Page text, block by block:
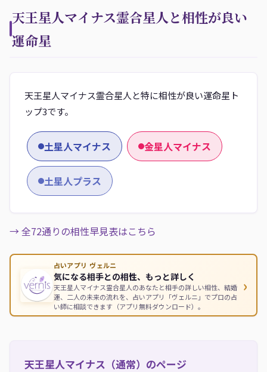
天王星人マイナス霊合星人と相性が良い
運命星
天王星人マイナス霊合星人と特に相性が良い運命星ト
ップ3です。
土星人マイナス 金星人マイナス
土星人プラス
→ 全72通りの相性早見表はこちら
占いアプリ ヴェルニ
気になる相手との相性、もっと詳しく
天王星人マイナス霊合星人のあなたと相手の詳しい相性、結婚
運、二人の未来の流れを、占いアプリ「ヴェルニ」でプロの占
い師に相談できます（アプリ無料ダウンロード）。
›
天王星人マイナス（通常）のページ